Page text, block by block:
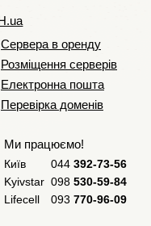
і перейти в
доменами":
Сервера в оренду
Розміщення серверів
Електронна пошта
Перевірка доменів
Ми працюємо!
Київ 044 392-73-56
Kyivstar 098 530-59-84
Lifecell
093 770-96-09